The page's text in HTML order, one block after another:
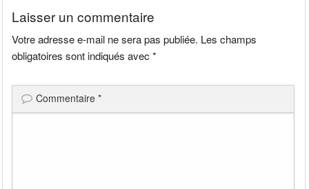
Laisser un commentaire
Votre adresse e-mail ne sera pas publiée. Les champs
obligatoires sont indiqués avec*
Commentaire*